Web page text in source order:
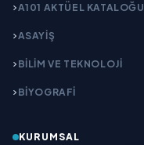
A101 AKTÜEL KATALOĞU
ASAYİŞ
BİLİM VE TEKNOLOJİ
BİYOGRAFİ
KURUMSAL